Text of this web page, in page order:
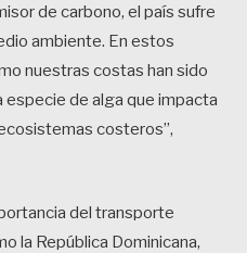
de carbono, el país sufre
ambiente. En estos
nuestras costas han sido
especie de alga que impacta
costeros”,
del transporte
la República Dominicana,